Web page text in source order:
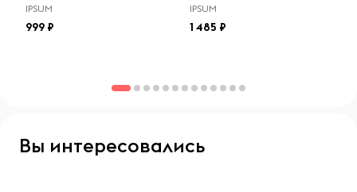
IPSUM
999
IPSUM
1 485
Вы интересовались